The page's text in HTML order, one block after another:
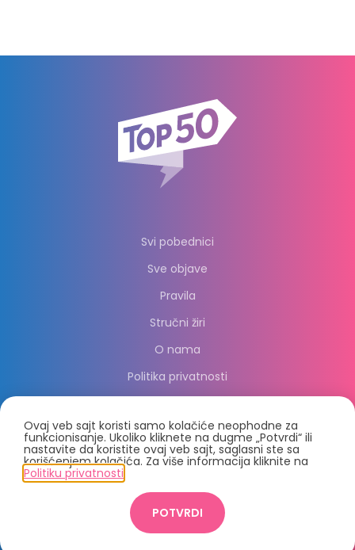
Svi pobednici
Sve objave
Pravila
Stručni žiri
O nama
Politika privatnosti
© 2021, PC Press Group d.o.o.
Crafted by 2021
Ovaj veb sajt koristi samo kolačiće neophodne za
funkcionisanje. Ukoliko kliknete na dugme „Potvrdi“ ili
nastavite da koristite ovaj veb sajt, saglasni ste sa
korišćenjem kolačića. Za više informacija kliknite na
Politiku privatnosti
POTVRDI